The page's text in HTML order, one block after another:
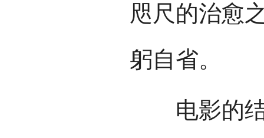
咫尺的治愈
躬自省。
电影的结